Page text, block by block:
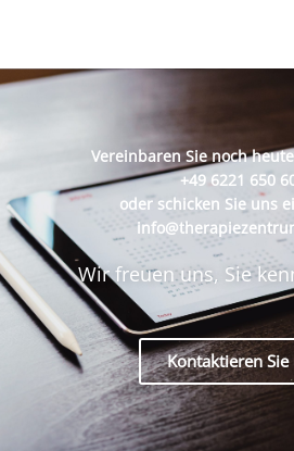
Vereinbaren Sie noch
+49 6221 650
oder schicken Sie uns
Wir freuen uns, Sie
Kontaktieren Sie